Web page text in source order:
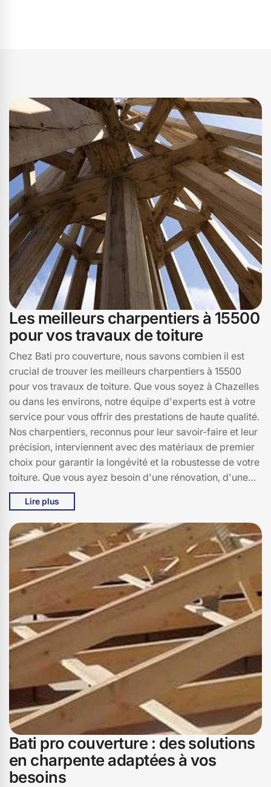
Les meilleurs charpentiers à 15500
pour vos travaux de toiture
Chez Bati pro couverture, nous savons combien il est
crucial de trouver les meilleurs charpentiers à 15500
pour vos travaux de toiture. Que vous soyez à Chazelles
ou dans les environs, notre équipe d'experts est à votre
service pour vous offrir des prestations de haute qualité.
Nos charpentiers, reconnus pour leur savoir-faire et leur
précision, interviennent avec des matériaux de premier
choix pour garantir la longévité et la robustesse de votre
toiture. Que vous ayez besoin d'une rénovation, d'une
réparation ou d'une construction neuve, Bati pro
couverture s'engage à vous fournir des solutions sur
mesure, adaptées à vos besoins et à votre budget. Faites
confiance à notre expérience et à notre passion pour la
charpenterie pour transformer votre projet de toiture en
une réussite. À Chazelles, nous sommes les artisans qu'il
vous faut pour allier tradition et innovation dans vos
travaux de charpente.
Lire plus
Bati pro couverture : des solutions
en charpente adaptées à vos
besoins